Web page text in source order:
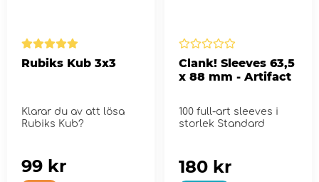
Rubiks Kub 3x3
Klarar du av att lösa
Rubiks Kub?
99 kr
Clank! Sleeves 63,5
x 88 mm - Artifact
100 full-art sleeves i
storlek Standard
180 kr